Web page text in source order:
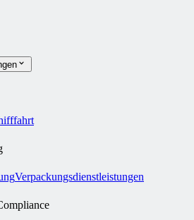
Verpackungsdienstleistungen